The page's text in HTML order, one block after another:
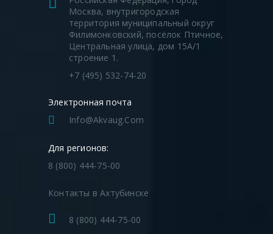
Москва, внутригородская
территория муниципальный округ
Филимонковский, посёлок Птичное,
Центральная улица, дом 15А/1
строение 1.
+7 (495) 532-74-20
Электронная почта
Info@akvaug.com
Для регионов:
8 (800) 444-75-00
Контакты в Ахтубинске
8 (800) 444-75-00